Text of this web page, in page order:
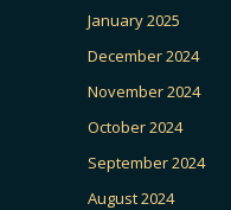
January 2025
December 2024
November 2024
October 2024
September 2024
August 2024